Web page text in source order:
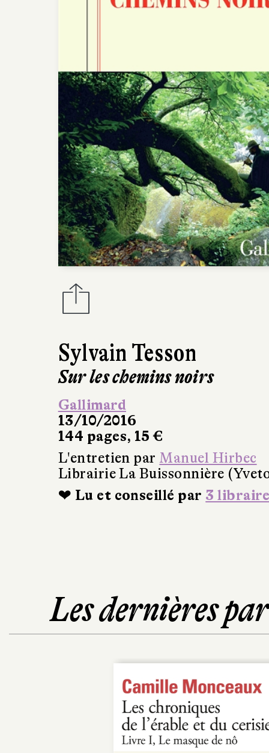
Sylvain Tesson
Sur les chemins noirs
Gallimard
13/10/2016
144 pages, 15 €
L'entretien par Manuel Hirbec
Librairie La Buissonnière
❤ Lu et conseillé par 3
Les dernières